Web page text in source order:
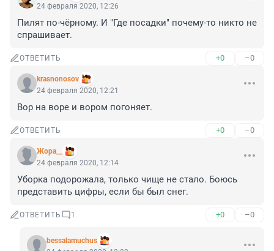
24 февраля 2020, 12:26
Пилят по-чёрному. И "Где посадки" почему-то никто не
спрашивает.
ОТВЕТИТЬ +0 –0
krasnonosov
24 февраля 2020, 12:21
Вор на воре и вором погоняет.
ОТВЕТИТЬ +0 –0
Жора__
24 февраля 2020, 12:14
Уборка подорожала, только чище не стало. Боюсь
представить цифры, если бы был снег.
ОТВЕТИТЬ 1 +0 –0
bessalamuchus